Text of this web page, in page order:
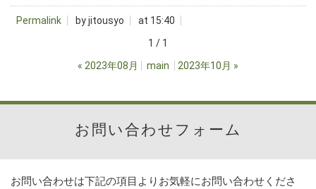
Permalink by jitousyo
at 15:40
1 / 1
« 2023年08月 main 2023年10月 »
お問い合わせフォーム
お問い合わせは下記の項目よりお気軽にお問い合わせくださ